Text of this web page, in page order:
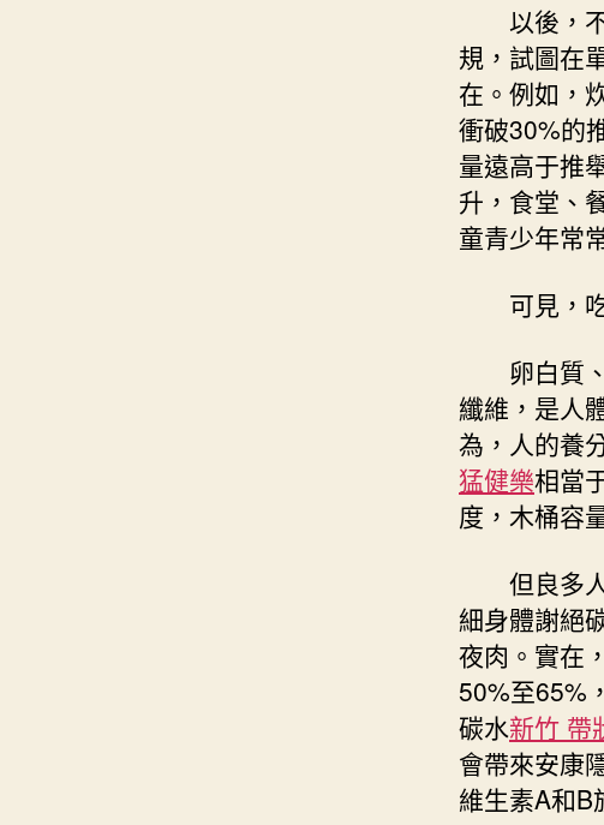
以後，
規，試圖在
在。例如，
衝破30%的
量遠高于推
升，食堂、
童青少年常
可見，
卵白質
纖維，是人
為，人的養
猛健樂相當
度，木桶容
但良多
細身體謝絕
夜肉。實在
50%至65%
碳水新竹 帶
會帶來安康
維生素A和B